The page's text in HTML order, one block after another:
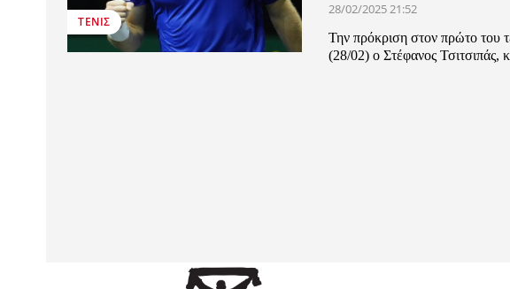
ΤΈΝΙΣ
28/02/2025 21:52
Την πρόκριση στον πρώτο του
(28/02) ο Στέφανος